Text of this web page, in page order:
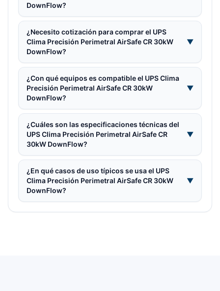
DownFlow?
¿Necesito cotización para comprar el UPS
Clima Precisión Perimetral AirSafe CR 30kW
DownFlow?
▼
¿Con qué equipos es compatible el UPS Clima
Precisión Perimetral AirSafe CR 30kW
DownFlow?
▼
¿Cuáles son las especificaciones técnicas del
UPS Clima Precisión Perimetral AirSafe CR
30kW DownFlow?
▼
¿En qué casos de uso típicos se usa el UPS
Clima Precisión Perimetral AirSafe CR 30kW
DownFlow?
▼